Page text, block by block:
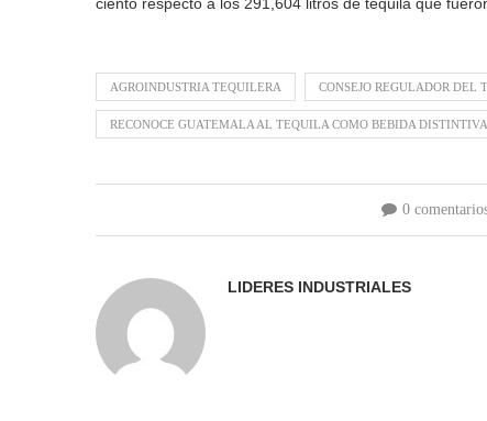
ciento respecto a los 291,604 litros de tequila que
AGROINDUSTRIA TEQUILERA CONSEJO REGULADOR DEL
RECONOCE GUATEMALA AL TEQUILA COMO BEBIDA
0
LIDERES INDUSTRIALES